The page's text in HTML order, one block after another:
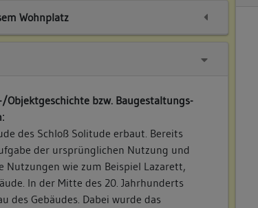
Wohnplatz
Objektgeschichte bzw. Baugestaltungs-
des Schloß Solitude erbaut. Bereits
der ursprünglichen Nutzung und
Nutzungen wie zum Beispiel Lazarett,
In der Mitte des 20. Jahrhunderts
des Gebäudes. Dabei wurde das